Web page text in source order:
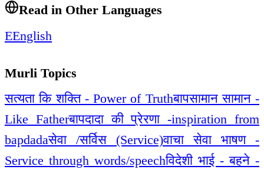
Read in Other Languages
EEnglish
Murli Topics
सत्यता कि शक्ति - Power of Truthबापसामान सामान -
Like Fatherबापदादा की प्रेरणा -inspiration from
bapdadaसेवा /सर्विस (Service)वाचा सेवा भाषण -
Service through words/speechविदेशी भाई - बहने -